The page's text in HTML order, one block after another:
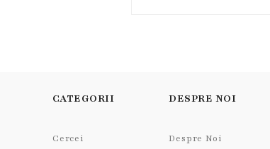
CATEGORII
Cercei
DESPRE NOI
Despre Noi